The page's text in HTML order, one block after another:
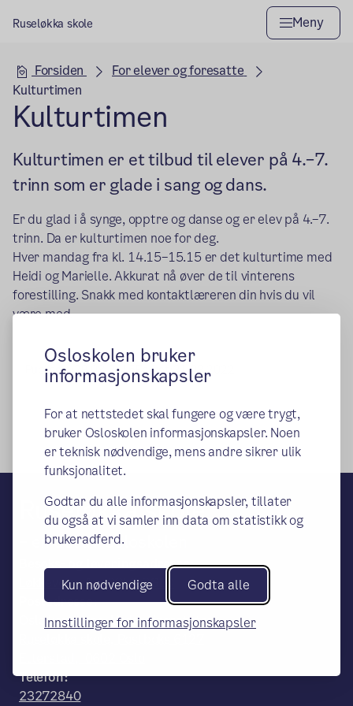
Osloskolen bruker
informasjonskapsler
For at nettstedet skal fungere og være trygt,
bruker Osloskolen informasjonskapsler. Noen
er teknisk nødvendige, mens andre sikrer ulik
funksjonalitet.
Godtar du alle informasjonskapsler, tillater
du også at vi samler inn data om statistikk og
brukeradferd.
Kun nødvendige Godta alle
Innstillinger for informasjonskapsler
Ruseløkka skole Meny
Hovedseksjon
Forsiden
For elever og foresatte
Kulturtimen
Kulturtimen
Kulturtimen er et tilbud til elever på 4.–7.
trinn som er glade i sang og dans.
Er du glad i å synge, opptre og danse og er elev på 4.–7.
trinn. Da er kulturtimen noe for deg.
Hver mandag fra kl. 14.15–15.15 er det kulturtime med
Heidi og Marielle. Akkurat nå øver de til vinterens
forestilling. Snakk med kontaktlæreren din hvis du vil
være med.
Publisert: 29.08.2015Endret:31.08.2022
Ruseløkka skole
– en del av Osloskolen
Besøks- og leveringsadresse:
Løkkeveien 15, 0253 OSLO
Postadresse:
Oslo kommune, Utdanningsetaten,
Telefon:
23272840